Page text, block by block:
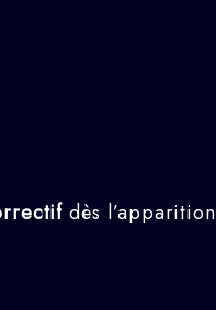
dès l’apparition